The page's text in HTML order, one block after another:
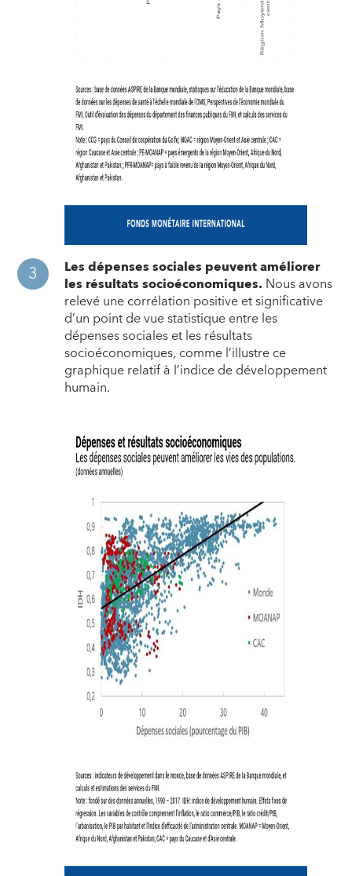
Les dépenses sociales peuvent améliorer
les résultats socioéconomiques. Nous avons
relevé une corrélation positive et significative
d’un point de vue statistique entre les
dépenses sociales et les résultats
socioéconomiques, comme l’illustre ce
graphique relatif à l’indice de développement
humain.